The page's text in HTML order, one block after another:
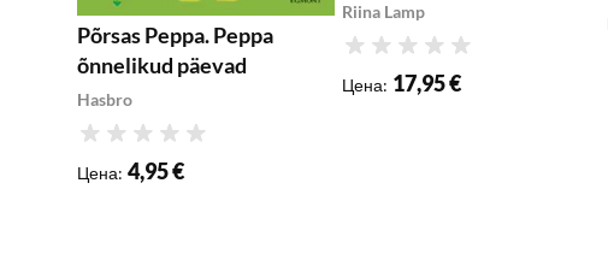
Põrsas Peppa. Peppa
õnnelikud päevad
Hasbro
Рейтинг
Цена: 4,95 €
Riina Lamp
Рейтинг
Цена: 17,95 €